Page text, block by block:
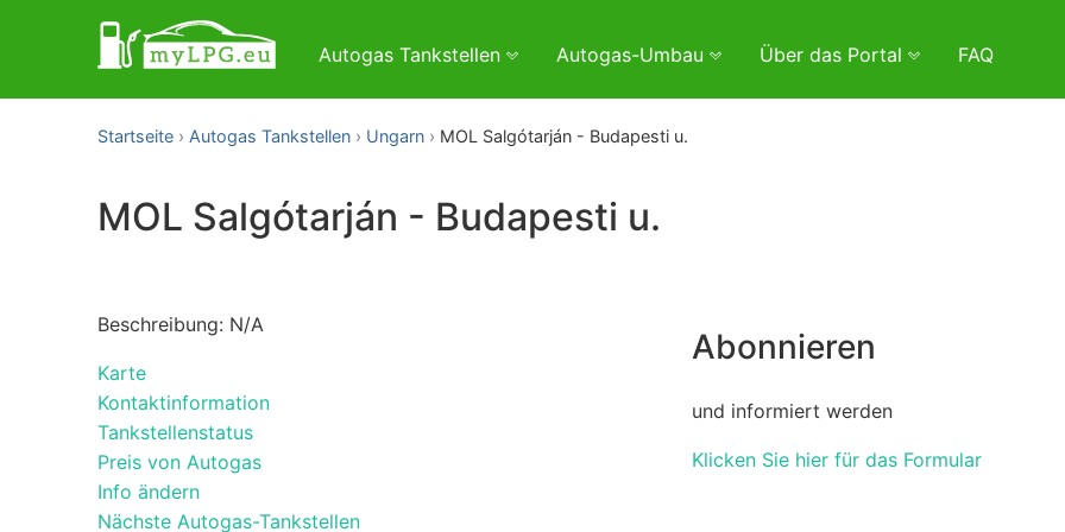
Autogas Tankstellen Autogas-Umbau Über das Portal FAQ
Startseite Autogas Tankstellen Ungarn MOL Salgótarján - Budapesti u.
MOL Salgótarján - Budapesti u.
Beschreibung: N/A
Karte
Kontaktinformation
Tankstellenstatus
Preis von Autogas
Info ändern
Nächste Autogas-Tankstellen
Abonnieren
und informiert werden
Klicken Sie hier für das Formular